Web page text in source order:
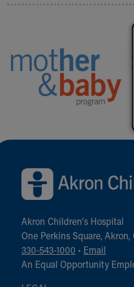
Back to top of page
Akron Children‘s Hospital
One Perkins Square, Akron,
330-543-1000 • Email
An Equal Opportunity